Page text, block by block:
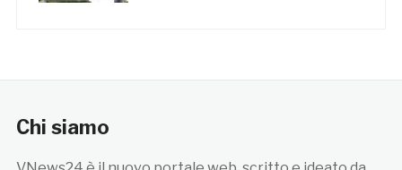
Chi siamo